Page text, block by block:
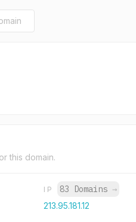
this domain.
IP 83 Domains →
213.95.181.12